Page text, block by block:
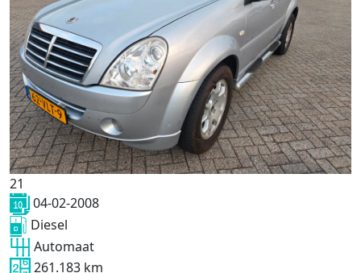
21
04-02-2008
Diesel
Automaat
261.183 km